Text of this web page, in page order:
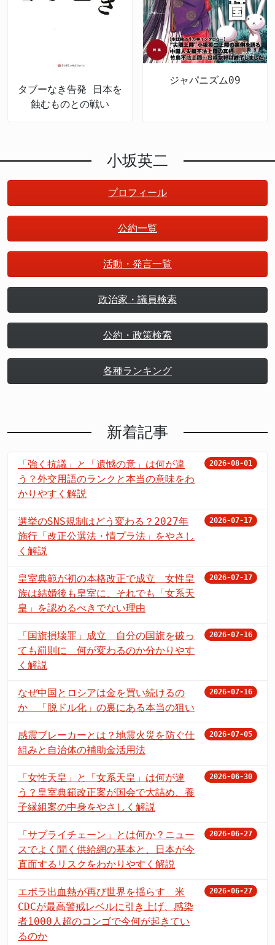
タブーなき告発 日本を
蝕むものとの戦い
ジャパニズム09
小坂英二
プロフィール
公約一覧
活動・発言一覧
政治家・議員検索
公約・政策検索
各種ランキング
新着記事
「強く抗議」と「遺憾の意」は何が違
う？外交用語のランクと本当の意味をわ
かりやすく解説
2026-08-01
選挙のSNS規制はどう変わる？2027年
施行「改正公選法・情プラ法」をやさし
く解説
2026-07-17
皇室典範が初の本格改正で成立 女性皇
族は結婚後も皇室に、それでも「女系天
皇」を認めるべきでない理由
2026-07-17
「国旗損壊罪」成立 自分の国旗を破っ
ても罰則に 何が変わるのか分かりやす
く解説
2026-07-16
なぜ中国とロシアは金を買い続けるの
か 「脱ドル化」の裏にある本当の狙い
2026-07-16
感震ブレーカーとは？地震火災を防ぐ仕
組みと自治体の補助金活用法
2026-07-05
「女性天皇」と「女系天皇」は何が違
う？皇室典範改正案が国会で大詰め、養
子縁組案の中身をやさしく解説
2026-06-30
「サプライチェーン」とは何か？ニュー
スでよく聞く供給網の基本と、日本が今
直面するリスクをわかりやすく解説
2026-06-27
エボラ出血熱が再び世界を揺らす 米
CDCが最高警戒レベルに引き上げ、感染
者1000人超のコンゴで今何が起きてい
るのか
2026-06-27